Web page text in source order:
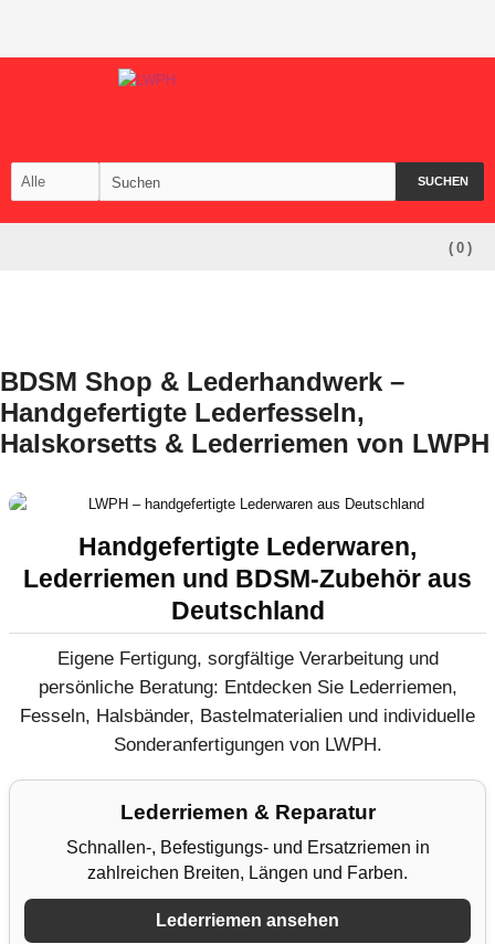
SUCHEN
( 0 )
BDSM Shop & Lederhandwerk –
Handgefertigte Lederfesseln,
Halskorsetts & Lederriemen von LWPH
Handgefertigte Lederwaren,
Lederriemen und BDSM-Zubehör aus
Deutschland
Eigene Fertigung, sorgfältige Verarbeitung und
persönliche Beratung: Entdecken Sie Lederriemen,
Fesseln, Halsbänder, Bastelmaterialien und individuelle
Sonderanfertigungen von LWPH.
Lederriemen & Reparatur
Schnallen-, Befestigungs- und Ersatzriemen in
zahlreichen Breiten, Längen und Farben.
Lederriemen ansehen